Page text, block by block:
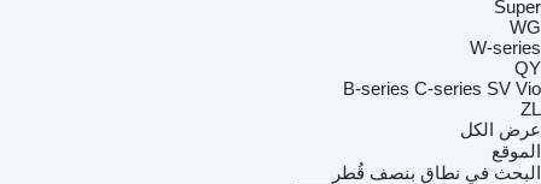
Super
WG
W-series
QY
B-series C-series SV Vio
ZL
عرض الكل
الموقع
البحث في نطاق بنصف قُطر